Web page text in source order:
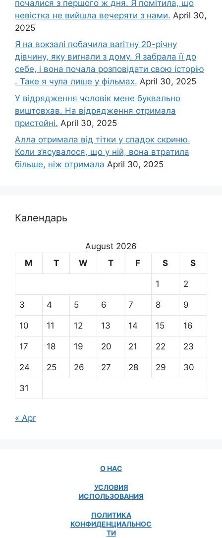
почалися з першого ж дня. Я помітила, що
невістка не вийшла вечеряти з нами. April 30,
2025
Я на вокзалі побачила ваrітну 20-річну
дівчину, яку виrнали з дому. Я забрала її до
себе, і вона почала розповідати свою історію
. Таке я чула лише у фільмах. April 30, 2025
У відрядження чоловік мене буквально
виштовхав. На відрядження отримала
пристойні. April 30, 2025
Алла отримала від тітки у спадок скриню.
Коли з’ясувалося, що у ній, вона втратила
більше, ніж отримала April 30, 2025
Календарь
August 2026
M
T W T F S S
1 2
3 4 5 6 7 8 9
10 11 12 13 14 15 16
17 18 19 20 21 22 23
24 25 26 27 28 29 30
31
« Apr
О НАС
УСЛОВИЯ
ИСПОЛЬЗОВАНИЯ
ПОЛИТИКА
КОНФИДЕНЦИАЛЬНОС
ТИ